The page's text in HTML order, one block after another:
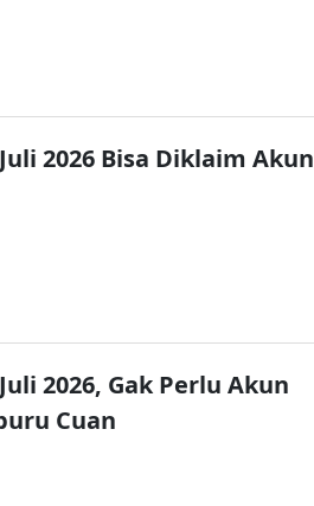
2026 Bisa Diklaim Akun
2026, Gak Perlu Akun
Cuan